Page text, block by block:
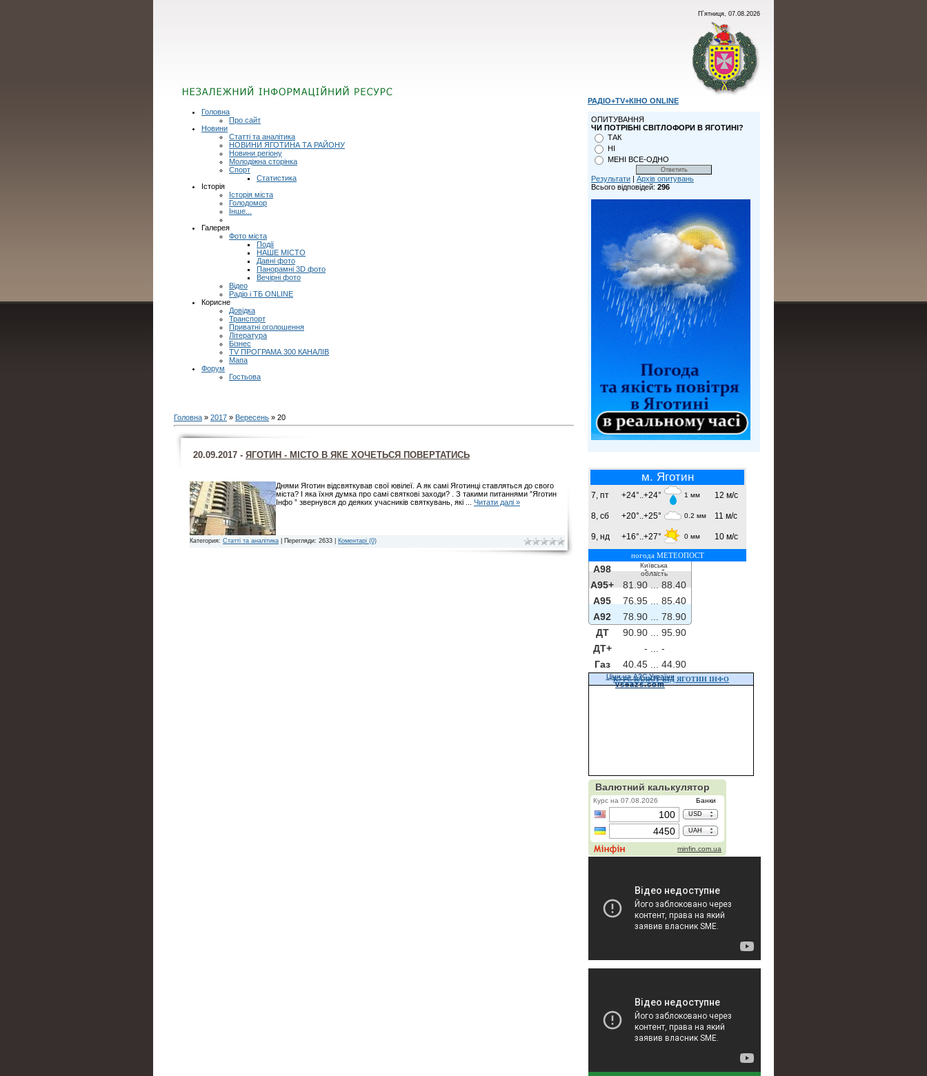
П`ятниця, 07.08.2026
Головна
Про сайт
Новини
Статті та аналітика
НОВИНИ ЯГОТИНА ТА РАЙОНУ
Новини регіону
Молодіжна сторінка
Спорт
Статистика
Історія
Історія міста
Голодомор
Інше...
Галерея
Фото міста
Події
НАШЕ МІСТО
Давні фото
Панорамні 3D фото
Вечірні фото
Відео
Радіо і ТБ ONLINE
Корисне
Довідка
Транспорт
Приватні оголошення
Література
Бізнес
TV ПРОГРАМА 300 КАНАЛІВ
Мапа
Форум
Гостьова
Головна » 2017 » Вересень » 20
20.09.2017 - ЯГОТИН - МІСТО В ЯКЕ ХОЧЕТЬСЯ ПОВЕРТАТИСЬ
Днями Яготин відсвяткував свої ювілеї. А як самі Яготинці ставляться до свого
міста? І яка їхня думка про самі святкові заходи? . З такими питаннями ”Яготин
Інфо ” звернувся до деяких учасників святкувань, які
Читати далі »
Категория: Статті та аналітика | Перегляди: 2633 | Коментарі (0)
РАДІО+TV+КІНО ONLINE
ОПИТУВАННЯ
ЧИ ПОТРІБНІ СВІТЛОФОРИ В ЯГОТИНІ?
ТАК
НІ
МЕНІ ВСЕ-ОДНО
Результати | Архів опитувань
Всього відповідей: 296
м. Яготин
7, пт +24°..+24° 1 мм 12 м/с
8, сб +20°..+25° 0.2 мм 11 м/с
9, нд +16°..+27° 0 мм 10 м/с
погода МЕТЕОПОСТ
Київська
область
A98 - ...-
A95+
81.90 ...
88.40
A95
76.95 ...
85.40
A92
78.90 ...
78.90
ДТ
90.90 ...
95.90
ДТ+
- ...
-
Газ
40.45 ... 44.90
Ціни на АЗС України
vseazs.com
КУРС ВАЛЮТ ВІД ЯГОТИН ІНФО